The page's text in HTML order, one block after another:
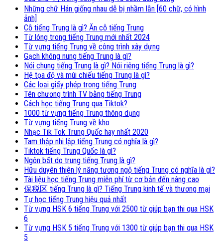
Những chữ Hán giống nhau dễ bị nhầm lẫn [60 chữ, có hình
ảnh]
Cỗ tiếng Trung là gì? Ăn cỗ tiếng Trung
Từ lóng trong tiếng Trung mới nhất 2024
Từ vựng tiếng Trung về công trình xây dựng
Gạch không nung tiếng Trung là gì?
Nói chung tiếng Trung là gì? Nói riêng tiếng Trung là gì?
Hệ tọa độ và múi chiếu tiếng Trung là gì?
Các loại giấy phép trong tiếng Trung
Tên chương trình TV bằng tiếng Trung
Cách học tiếng Trung qua Tiktok?
1000 từ vựng tiếng Trung thông dụng
Từ vựng tiếng Trung về kho
Nhạc Tik Tok Trung Quốc hay nhất 2020
Tam thập nhi lập tiếng Trung có nghĩa là gì?
Tiktok tiếng Trung Quốc là gì?
Ngôn bất do trung tiếng Trung là gì?
Hữu duyên thiên lý năng tương ngộ tiếng Trung có nghĩa là gì?
Tài liệu học tiếng Trung miễn phí từ cơ bản đến nâng cao
保税区 tiếng Trung là gì? Tiếng Trung kinh tế và thương mại
Tự học tiếng Trung hiệu quả nhất
Từ vựng HSK 6 tiếng Trung với 2500 từ giúp bạn thi qua HSK
6
Từ vựng HSK 5 tiếng Trung với 1300 từ giúp bạn thi qua HSK
5